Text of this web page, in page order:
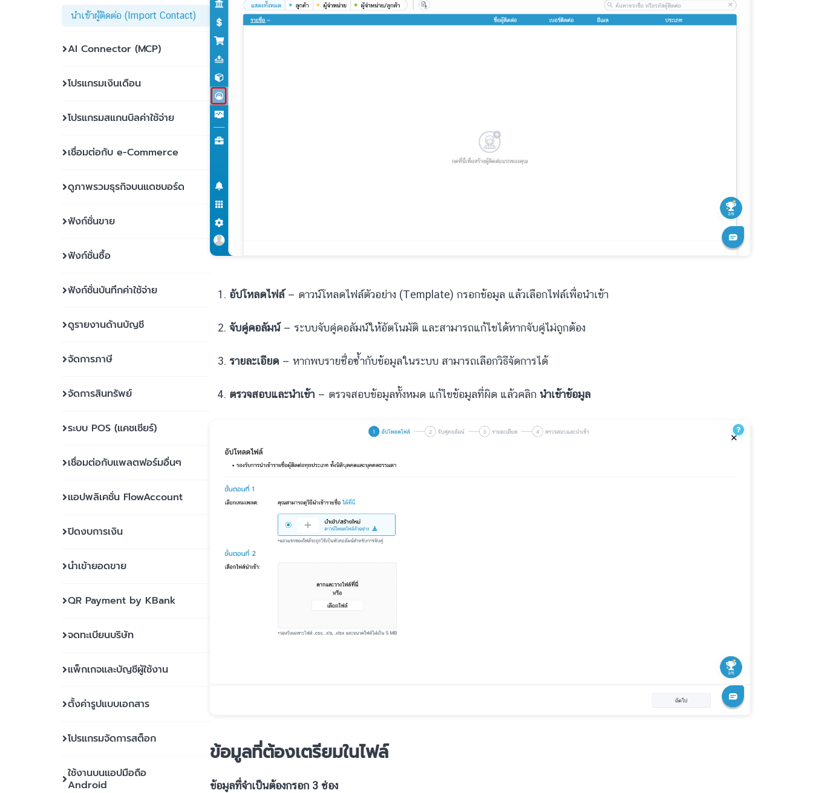
นำเข้าผู้ติดต่อ (Import Contact)
AI Connector (MCP)
โปรแกรมเงินเดือน
โปรแกรมสแกนบิลค่าใช้จ่าย
เชื่อมต่อกับ e-Commerce
ดูภาพรวมธุรกิจบนแดชบอร์ด
ฟังก์ชั่นขาย
ฟังก์ชั่นซื้อ
ฟังก์ชั่นบันทึกค่าใช้จ่าย
ดูรายงานด้านบัญชี
จัดการภาษี
จัดการสินทรัพย์
ระบบ POS (แคชเชียร์)
เชื่อมต่อกับแพลตฟอร์มอื่นๆ
แอปพลิเคชั่น FlowAccount
ปิดงบการเงิน
นำเข้ายอดขาย
QR Payment by KBank
จดทะเบียนบริษัท
แพ็กเกจและบัญชีผู้ใช้งาน
ตั้งค่ารูปแบบเอกสาร
โปรแกรมจัดการสต็อก
ใช้งานบนแอปมือถือ
Android
อัปโหลดไฟล์— ดาวน์โหลดไฟล์ตัวอย่าง (Template) กรอกข้อมูล แล้วเลือกไฟล์เพื่อนำเข้า
จับคู่คอลัมน์— ระบบจับคู่คอลัมน์ให้อัตโนมัติ และสามารถแก้ไขได้หากจับคู่ไม่ถูกต้อง
รายละเอียด — หากพบรายชื่อซ้ำกับข้อมูลในระบบ สามารถเลือกวิธีจัดการได้
ตรวจสอบและนำเข้า — ตรวจสอบข้อมูลทั้งหมด แก้ไขข้อมูลที่ผิด แล้วคลิก นำเข้าข้อมูล
ข้อมูลที่ต้องเตรียมในไฟล์
ข้อมูลที่จำเป็นต้องกรอก 3 ช่อง